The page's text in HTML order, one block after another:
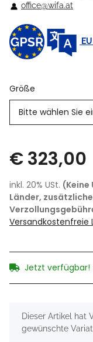
office@wifa.at
Größe
Bitte wählen Sie
€ 323,00
inkl. 20% USt. (Keine
Länder,
Versandkostenfreie
Jetzt verfügbar!
xDieser Artikel hat
gewünschte